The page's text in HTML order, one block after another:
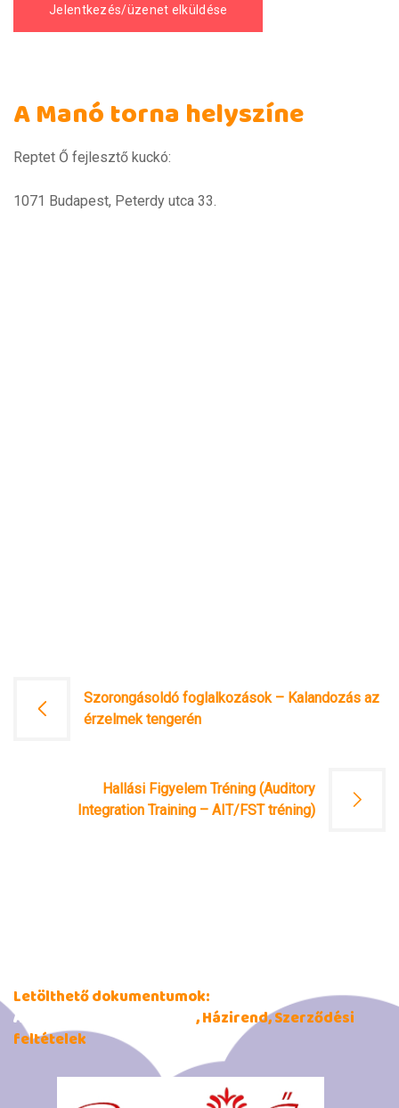
A Manó torna helyszíne
Reptet Ő fejlesztő kuckó:
1071 Budapest, Peterdy utca 33.
Bejegyzés
navigáció
Szorongásoldó foglalkozások – Kalandozás az
érzelmek tengerén
Hallási Figyelem Tréning (Auditory
Integration Training – AIT/FST tréning)
Letölthető dokumentumok:
Adatkezelési tájékoztató , Házirend, Szerződési
feltételek